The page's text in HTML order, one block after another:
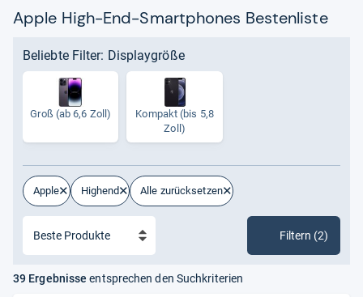
Apple High-End-Smartphones Bestenliste
Beliebte Filter: Displaygröße
Groß (ab 6,6 Zoll)
Kom­pakt (bis 5,8
Zoll)
Apple Highend Alle zurücksetzen
Filtern (2)
39 Ergebnisse entsprechen den Suchkriterien